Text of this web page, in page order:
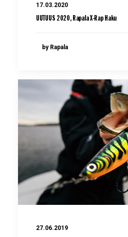
17.03.2020
UUTUUS 2020, Rapala X-Rap Haku
by Rapala
27.06.2019